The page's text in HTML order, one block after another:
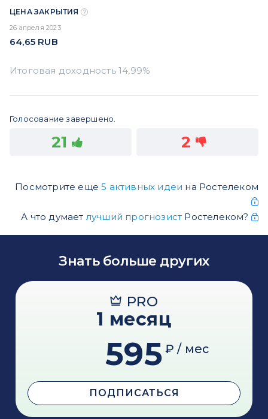
ЦЕНА ЗАКРЫТИЯ
26 апреля 2023
64,65 RUB
Голосование завершено.
21 2
Посмотрите еще5 активных идеи на Ростелеком
А что думает лучший прогнозист Ростелеком?
Знать больше других
PRO
1 месяц
595 ₽ / мес
ПОДПИСАТЬСЯ